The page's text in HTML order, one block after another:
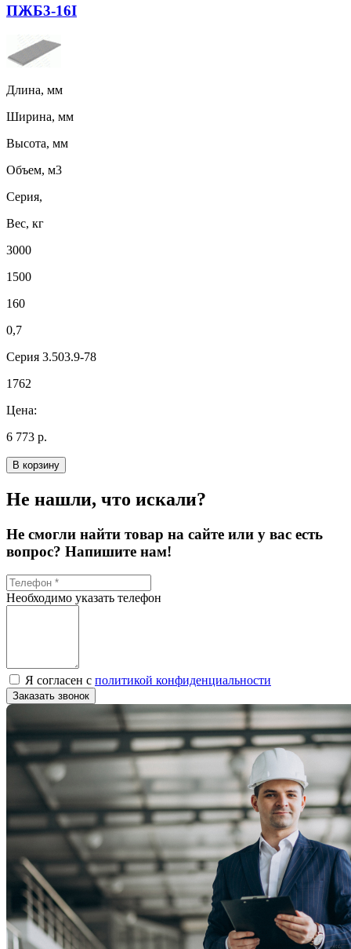
ПЖБ3-16I
Длина, мм
Ширина, мм
Высота, мм
Объем, м3
Серия,
Вес, кг
3000
1500
160
0,7
Серия 3.503.9-78
1762
Цена:
6 773 р.
В корзину
Не нашли, что искали?
Не смогли найти товар на сайте или у вас есть
вопрос? Напишите нам!
Необходимо указать телефон
Я согласен с политикой конфиденциальности
Заказать звонок